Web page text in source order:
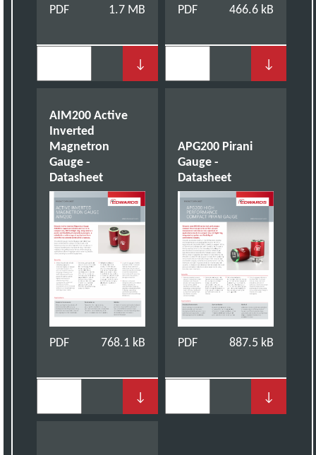
PDF 1.7 MB
↓
PDF 466.6 kB
↓
AIM200 Active
Inverted
Magnetron
Gauge -
Datasheet
PDF 768.1 kB
↓
APG200 Pirani
Gauge -
Datasheet
PDF 887.5 kB
↓